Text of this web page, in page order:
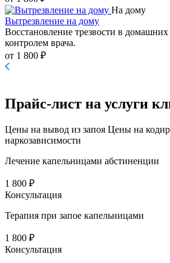
На дому
Вытрезвление на дому
Восстановление трезвости в
контролем врача.
от 1 800 ₽
Прайс-лист на услуги
Цены на вывод из запоя Цены на
наркозависимости
Лечение капельницами абстиненции
1 800 ₽
Консультация
Терапия при запое капельницами
1 800 ₽
Консультация